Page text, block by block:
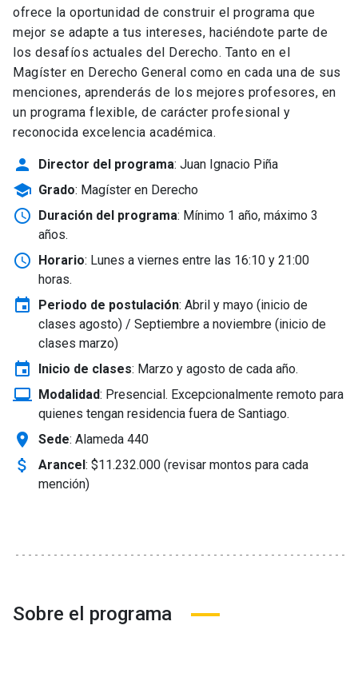
ofrece la oportunidad de construir el programa que
mejor se adapte a tus intereses, haciéndote parte de
los desafíos actuales del Derecho. Tanto en el
Magíster en Derecho General como en cada una de sus
menciones, aprenderás de los mejores profesores, en
un programa flexible, de carácter profesional y
reconocida excelencia académica.
person Director del programa: Juan Ignacio Piña
school Grado: Magíster en Derecho
schedule Duración del programa: Mínimo 1 año, máximo 3
años.
schedule Horario: Lunes a viernes entre las 16:10 y 21:00
horas.
event Periodo de postulación: Abril y mayo (inicio de
clases agosto) / Septiembre a noviembre (inicio de
clases marzo)
event Inicio de clases: Marzo y agosto de cada año.
laptop_windows Modalidad: Presencial. Excepcionalmente remoto para
quienes tengan residencia fuera de Santiago.
location_on Sede: Alameda 440
attach_money Arancel: $11.232.000 (revisar montos para cada
mención)
Sobre el programa